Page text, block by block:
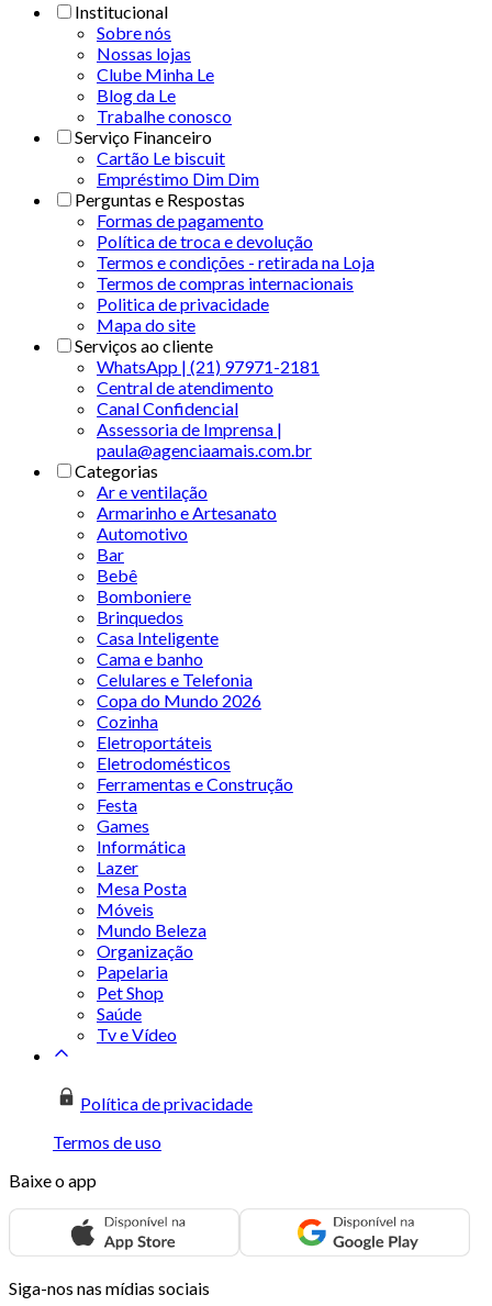
Institucional
Sobre nós
Nossas lojas
Clube Minha Le
Blog da Le
Trabalhe conosco
Serviço Financeiro
Cartão Le biscuit
Empréstimo Dim Dim
Perguntas e Respostas
Formas de pagamento
Política de troca e devolução
Termos e condições - retirada na Loja
Termos de compras internacionais
Politica de privacidade
Mapa do site
Serviços ao cliente
WhatsApp | (21) 97971-2181
Central de atendimento
Canal Confidencial
Assessoria de Imprensa |
paula@agenciaamais.com.br
Categorias
Ar e ventilação
Armarinho e Artesanato
Automotivo
Bar
Bebê
Bomboniere
Brinquedos
Casa Inteligente
Cama e banho
Celulares e Telefonia
Copa do Mundo 2026
Cozinha
Eletroportáteis
Eletrodomésticos
Ferramentas e Construção
Festa
Games
Informática
Lazer
Mesa Posta
Móveis
Mundo Beleza
Organização
Papelaria
Pet Shop
Saúde
Tv e Vídeo
Política de privacidade
Termos de uso
Baixe o app
Siga-nos nas mídias sociais